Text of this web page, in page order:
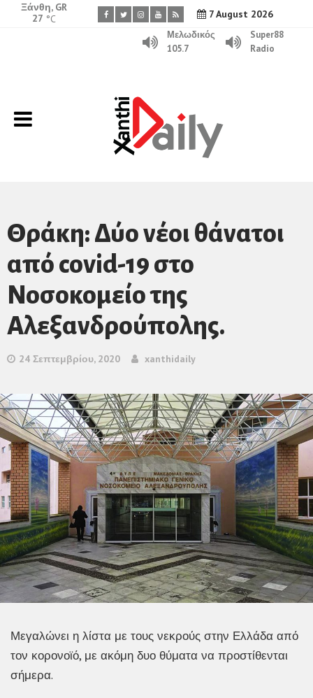
7 August 2026
Ξάνθη, GR
27 °C
Μελωδικός
105.7
Super88
Radio
Θράκη: Δύο νέοι θάνατοι
από covid-19 στο
Νοσοκομείο της
Αλεξανδρούπολης.
24 Σεπτεμβρίου, 2020 xanthidaily
Μεγαλώνει η λίστα με τους νεκρούς στην Ελλάδα από
τον κορονοϊό, με ακόμη δυο θύματα να προστίθενται
σήμερα.